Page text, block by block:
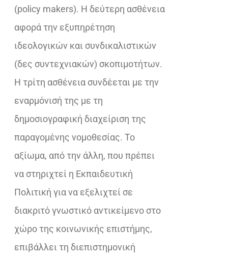
(policy makers). Η δεύτερη ασθένεια
αφορά την εξυπηρέτηση
ιδεολογικών και συνδικαλιστικών
(δες συντεχνιακών) σκοπιμοτήτων.
Η τρίτη ασθένεια συνδέεται με την
εναρμόνισή της με τη
δημοσιογραφική διαχείριση της
παραγομένης νομοθεσίας. Το
αξίωμα, από την άλλη, που πρέπει
να στηριχτεί η Εκπαιδευτική
Πολιτική για να εξελιχτεί σε
διακριτό γνωστικό αντικείμενο στο
χώρο της κοινωνικής επιστήμης,
επιβάλλει τη διεπιστημονική